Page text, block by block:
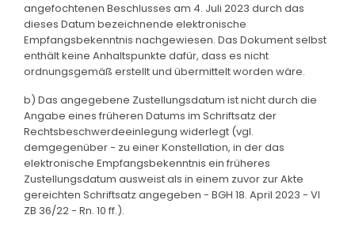
angefochtenen Beschlusses am 4. Juli 2023 durch das
dieses Datum bezeichnende elektronische
Empfangsbekenntnis nachgewiesen. Das Dokument selbst
enthält keine Anhaltspunkte dafür, dass es nicht
ordnungsgemäß erstellt und übermittelt worden wäre.
b) Das angegebene Zustellungsdatum ist nicht durch die
Angabe eines früheren Datums im Schriftsatz der
Rechtsbeschwerdeeinlegung widerlegt (vgl.
demgegenüber - zu einer Konstellation, in der das
elektronische Empfangsbekenntnis ein früheres
Zustellungsdatum ausweist als in einem zuvor zur Akte
gereichten Schriftsatz angegeben - BGH 18. April 2023 - VI
ZB 36/22 - Rn. 10 ff.).